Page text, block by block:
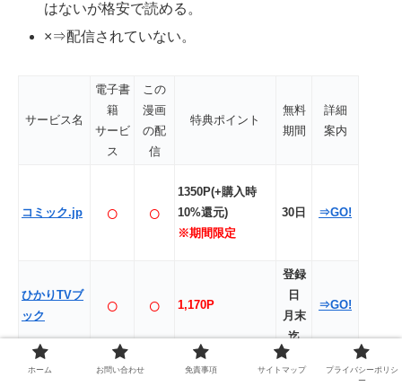
はないが格安で読める。
×⇒配信されていない。
サービス名
電子書
籍
サービ
ス
この
漫画
の配
信
特典ポイント
無料
期間
詳細
案内
コミック.jp ○ ○
1350P(+購入時
10%還元)
※期間限定
30日 ⇒GO!
ひかりTVブ
ック
○ ○ 1,170P
登録
日
月末
迄
⇒GO!
ホーム お問い合わせ 免責事項 サイトマップ
プライバシーポリシ
ー